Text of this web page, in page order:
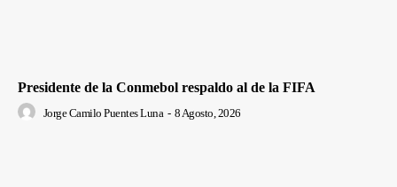
Presidente de la Conmebol respaldo al de la FIFA
Jorge Camilo Puentes Luna - 8 Agosto, 2026